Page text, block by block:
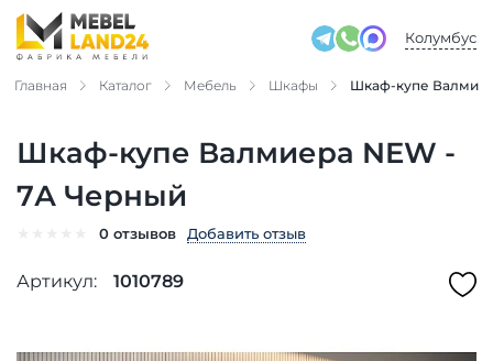
Колумбус
Главная Каталог Мебель Шкафы Шкаф-купе
Шкаф-купе Валмиера NEW -
7А Черный
0 отзывов Добавить отзыв
Артикул: 1010789